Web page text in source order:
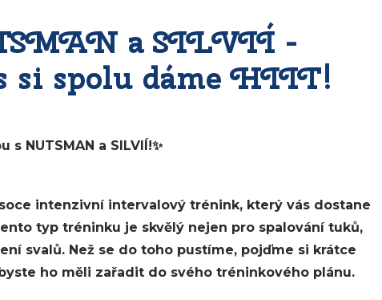
a SILVIÍ -
si spolu dáme HIIT!
NUTSMAN a SILVIÍ!✨
intenzivní intervalový trénink, který vás dostane
typ tréninku je skvělý nejen pro spalování tuků,
svalů. Než se do toho pustíme, pojďme si krátce
ho měli zařadit do svého tréninkového plánu.